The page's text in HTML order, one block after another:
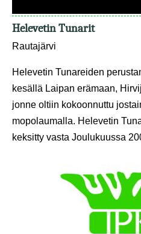
Helevetin Tunarit
Rautajärvi
Helevetin Tunareiden
kesällä Laipan erämaan,
jonne oltiin kokoonnuttu
mopolaumalla. Helevetin
keksitty vasta Joulukuussa